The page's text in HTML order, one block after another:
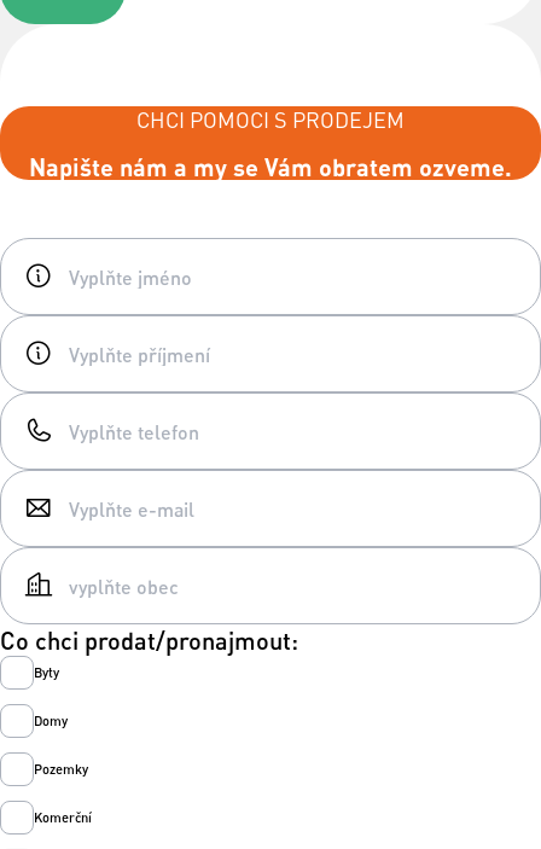
CHCI POMOCI S PRODEJEM
Napište nám a my se Vám obratem ozveme.
Co chci prodat/pronajmout:
Byty
Domy
Pozemky
Komerční